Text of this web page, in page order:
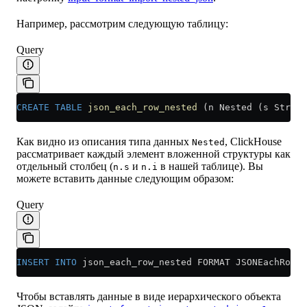
Например, рассмотрим следующую таблицу:
Query
CREATE TABLE json_each_row_nested (n Nested (s
Как видно из описания типа данных Nested , ClickHouse
рассматривает каждый элемент вложенной структуры как
отдельный столбец (n.s и n.i в нашей таблице). Вы
можете вставить данные следующим образом:
Query
INSERT INTO json_each_row_nested FORMAT JSONEachRow {
Чтобы вставлять данные в виде иерархического объекта